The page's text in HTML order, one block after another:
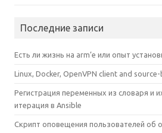
Последние записи
Есть ли жизнь на arm’е или опыт
Linux, Docker, OpenVPN client and
Регистрация переменных из словаря и
итерация в Ansible
Скрипт оповещения пользователей об